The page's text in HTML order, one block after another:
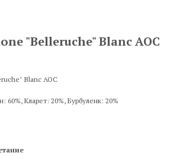
"Belleruche" Blanc AOC
Blanc AOC
60%, Кларет: 20%, Бурбуленк: 20%